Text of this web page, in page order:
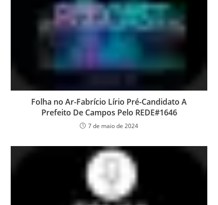
Folha no Ar-Fabrício Lírio Pré-Candidato A
Prefeito De Campos Pelo REDE#1646
7 de maio de 2024